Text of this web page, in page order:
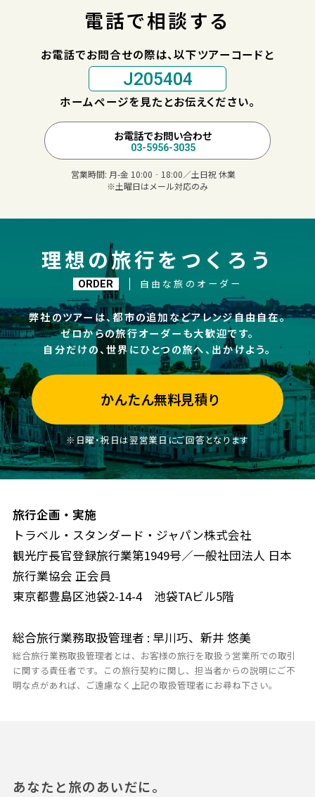
電話で相談する
お電話でお問合せの際は、以下ツアーコードと
J205404
ホームページを見たとお伝えください。
お電話でお問い合わせ
03-5956-3035
営業時間: 月-金 10:00‐18:00／土日祝 休業
※土曜日はメール対応のみ
理想の旅行をつくろう
ORDER 自由な旅のオーダー
弊社のツアーは、都市の追加などアレンジ自由自在。
ゼロからの旅行オーダーも大歓迎です。
自分だけの、世界にひとつの旅へ、出かけよう。
かんたん無料見積り
※日曜・祝日は翌営業日にご回答となります
旅行企画・実施
トラベル・スタンダード・ジャパン株式会社
観光庁長官登録旅行業第1949号／一般社団法人 日本
旅行業協会 正会員
東京都豊島区池袋2-14-4 池袋TAビル5階
総合旅行業務取扱管理者 : 早川巧、新井 悠美
総合旅行業務取扱管理者とは、お客様の旅行を取扱う営業所での取引
に関する責任者です。この旅行契約に関し、担当者からの説明にご不
明な点があれば、ご遠慮なく上記の取扱管理者にお尋ね下さい。
あなたと旅のあいだに。